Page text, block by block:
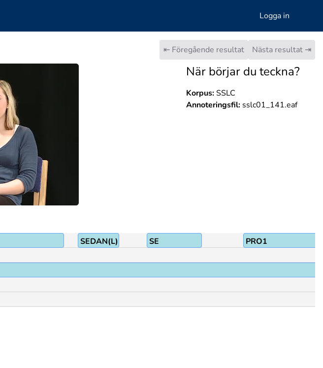
Logga in
⇤ Föregående resultat Nästa resultat ⇥
När börjar du teckna?
Korpus:SSLC
Annoteringsfil:sslc01_141.eaf
SEDAN(L) SE PRO1